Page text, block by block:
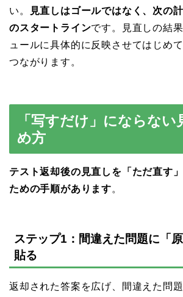
い。
見直しはゴールではなく、次の
のスタートラインです。見直しの結
ュールに具体的に反映させてはじめ
つながります。
「写すだけ」にならない
め方
テスト返却後の見直しを「ただ直す
ための手順があります。
ステップ1：間違えた問題に「
貼る
返却された答案を広げ、間違えた問